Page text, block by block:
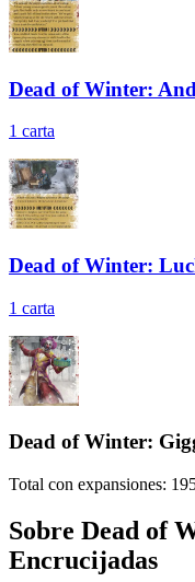
Dead of Winter:
1 carta
Dead of Winter:
1 carta
Dead of Winter:
Total con expansiones:
Sobre Dead of
Encrucijadas